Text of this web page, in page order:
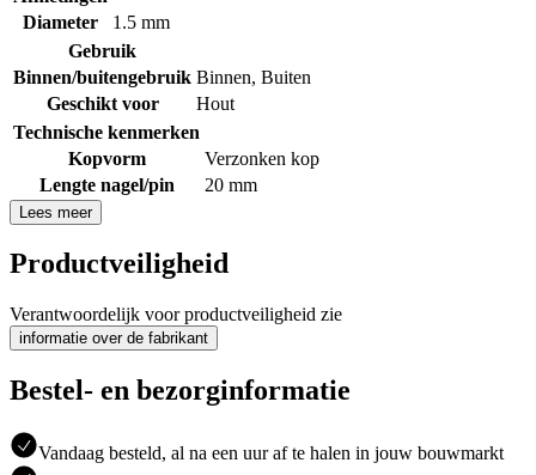
Diameter
1.5 mm
Gebruik
Binnen/buitengebruik Binnen, Buiten
Geschikt voor
Hout
Technische kenmerken
Kopvorm
Verzonken kop
Lengte nagel/pin
20 mm
Lees meer
Productveiligheid
Verantwoordelijk voor productveiligheid zie
informatie over de fabrikant
Bestel- en bezorginformatie
Vandaag besteld, al na een uur af te halen in jouw bouwmarkt